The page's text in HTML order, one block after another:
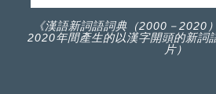
《漢語新詞語詞典（2000－2020
2020年間產生的以漢字開頭的新詞
片）